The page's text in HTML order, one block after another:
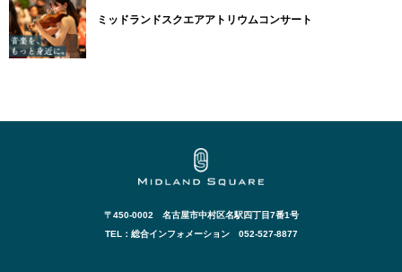
ミッドランドスクエアアトリウムコンサート
〒450-0002 名古屋市中村区名駅四丁目7番1号
TEL：総合インフォメーション 052-527-8877